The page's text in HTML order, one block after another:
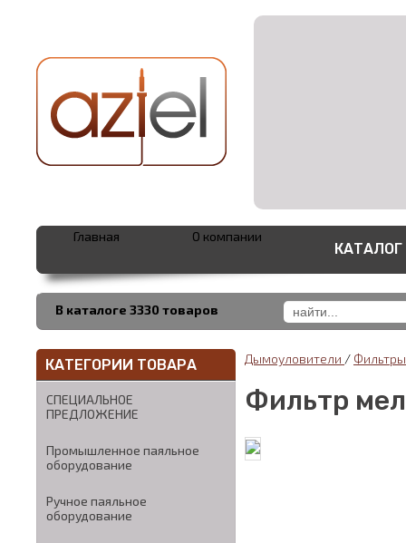
В каталоге 3330 товаров
Главная О компании
КАТАЛОГ
КАТЕГОРИИ ТОВАРА
СПЕЦИАЛЬНОЕ
ПРЕДЛОЖЕНИЕ
Промышленное паяльное
оборудование
Ручное паяльное
оборудование
Дымоуловители /
Фильтр